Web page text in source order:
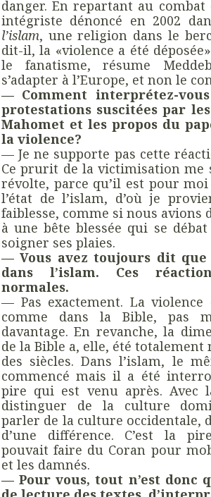
danger. En repartant au
intégriste dénoncé en 2002
l’islam, une religion dans le
dit-il, la «violence a été
le fanatisme, résume
s’adapter à l’Europe, et non le
— Comment interprétez-
protestations suscitées par
Mahomet et les propos du
la violence?
— Je ne supporte pas cette
Ce prurit de la victimisation me
révolte, parce qu’il est pour
l’état de l’islam, d’où je
faiblesse, comme si nous avions
à une bête blessée qui se
soigner ses plaies.
— Vous avez toujours dit
dans l’islam. Ces
normales.
— Pas exactement. La violence
comme dans la Bible, pas
davantage. En revanche, la
de la Bible a, elle, été
des siècles. Dans l’islam, le
commencé mais il a été
pire qui est venu après. Avec
distinguer de la culture
parler de la culture occidentale,
d’une différence. C’est la
pouvait faire du Coran pour
et les damnés.
— Pour vous, tout n’est donc